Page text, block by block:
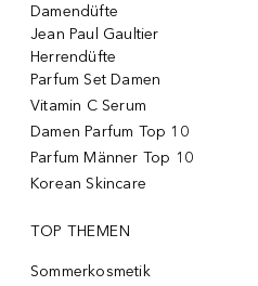
Damendüfte
Jean Paul Gaultier
Herrendüfte
Parfum Set Damen
Vitamin C Serum
Damen Parfum Top 10
Parfum Männer Top 10
Korean Skincare
TOP THEMEN
Sommerkosmetik